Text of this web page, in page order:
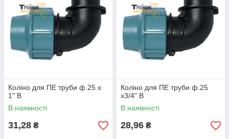
Коліно для ПЕ труби ф.25 х
1" В
В наявності
31,28 ₴
Коліно для ПЕ труби ф.25
х3/4" В
В наявності
28,96 ₴